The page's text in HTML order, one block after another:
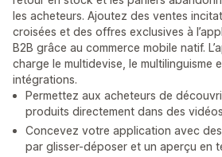
les acheteurs. Ajoutez des ventes
croisées et des offres exclusives à
B2B grâce au commerce mobile natif.
charge le multidevise, le multilinguisme
intégrations.
Permettez aux acheteurs de
produits directement dans des vidéos
Concevez votre application avec
par glisser-déposer et un aperçu en